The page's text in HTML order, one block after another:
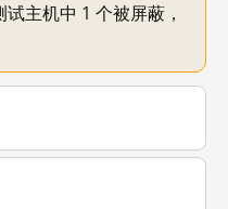
主机中 1 个被屏蔽，